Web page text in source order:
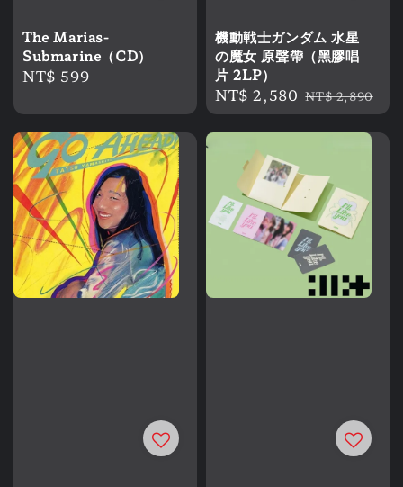
The Marias-
Submarine（CD）
Regular
NT$ 599
機動戦士ガンダム 水星
の魔女 原聲帶（黑膠唱
片 2LP）
Sale
price
NT$ 2,580 Regular
price
NT$ 2,890